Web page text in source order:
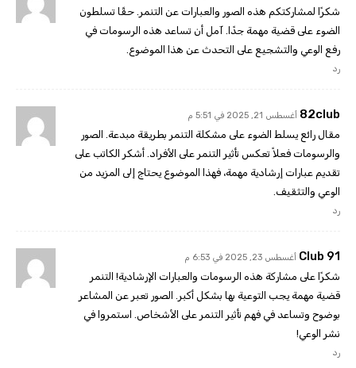
شكرًا لمشاركتكم هذه الصور والعبارات عن التنمر. حقًا تسلطون
الضوء على قضية مهمة جدًا. آمل أن تساعد هذه الرسومات في
رفع الوعي والتشجيع على التحدث عن هذا الموضوع.
رد
82club أغسطس 21, 2025 في 5:51 م
مقال رائع يسلط الضوء على مشكلة التنمر بطريقة مبدعة. الصور
والرسومات فعلاً تعكس تأثير التنمر على الأفراد. أشكر الكاتب على
تقديم عبارات إرشادية مهمة، فهذا الموضوع يحتاج إلى المزيد من
الوعي والتثقيف.
رد
91 Club أغسطس 23, 2025 في 6:53 م
شكرًا على مشاركة هذه الرسومات والعبارات الإرشادية! التنمر
قضية مهمة يجب التوعية بها بشكل أكبر. الصور تعبر عن المشاعر
بوضوح وتساعد في فهم تأثير التنمر على الأشخاص. استمروا في
نشر الوعي!
رد